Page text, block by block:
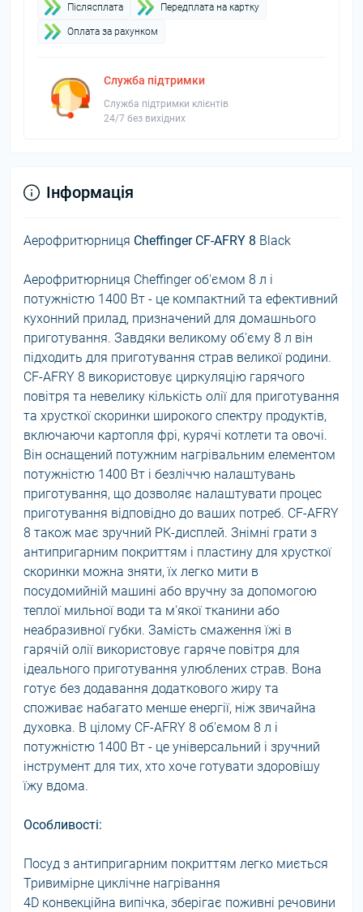
Пiслясплата Передплата на картку
Оплата за рахунком
Служба підтримки
Служба підтримки клієнтів
24/7 без вихідних
Інформація
Аерофритюрниця Cheffinger CF-AFRY 8 Black
Аерофритюрниця Cheffinger об'ємом 8 л і
потужністю 1400 Вт - це компактний та ефективний
кухонний прилад, призначений для домашнього
приготування. Завдяки великому об'єму 8 л він
підходить для приготування страв великої родини.
CF-AFRY 8 використовує циркуляцію гарячого
повітря та невелику кількість олії для приготування
та хрусткої скоринки широкого спектру продуктів,
включаючи картопля фрі, курячі котлети та овочі.
Він оснащений потужним нагрівальним елементом
потужністю 1400 Вт і безліччю налаштувань
приготування, що дозволяє налаштувати процес
приготування відповідно до ваших потреб. CF-AFRY
8 також має зручний РК-дисплей. Знімні грати з
антипригарним покриттям і пластину для хрусткої
скоринки можна зняти, їх легко мити в
посудомийній машині або вручну за допомогою
теплої мильної води та м'якої тканини або
неабразивної губки. Замість смаження їжі в
гарячій олії використовує гаряче повітря для
ідеального приготування улюблених страв. Вона
готує без додавання додаткового жиру та
споживає набагато менше енергії, ніж звичайна
духовка. В цілому CF-AFRY 8 об'ємом 8 л і
потужністю 1400 Вт - це універсальний і зручний
інструмент для тих, хто хоче готувати здоровішу
їжу вдома.
Особливості:
Посуд з антипригарним покриттям легко миється
Тривимірне циклічне нагрівання
4D конвекційна випічка, зберігає поживні речовини